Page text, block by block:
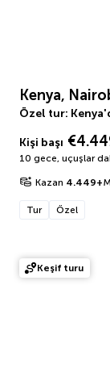
Kenya,
Özel tur:
Kişi başı
10 gece, uçuşlar
Kazan 4.449+
Tur Özel
Keşif turu